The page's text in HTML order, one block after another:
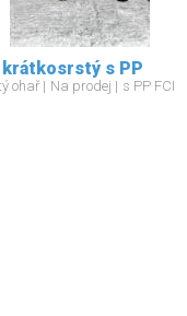
krátkosrstý s PP
ohař Na prodej s PP FCI